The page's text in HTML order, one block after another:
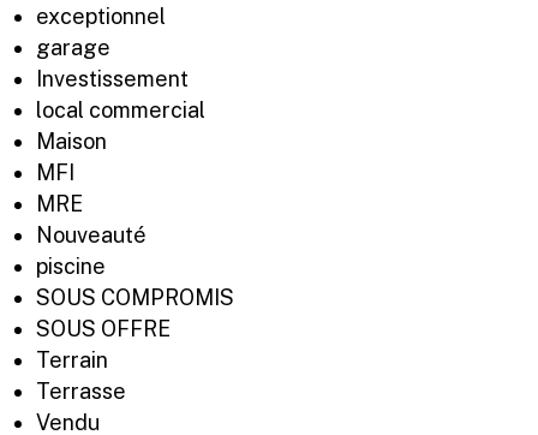
exceptionnel
garage
Investissement
local commercial
Maison
MFI
MRE
Nouveauté
piscine
SOUS COMPROMIS
SOUS OFFRE
Terrain
Terrasse
Vendu